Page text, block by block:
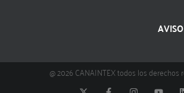
@ 2026 CANAINTEX todos los derechos